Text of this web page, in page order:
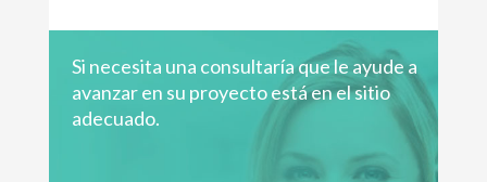
Si necesita una consultaría que le ayude a
avanzar en su proyecto está en el sitio
adecuado.